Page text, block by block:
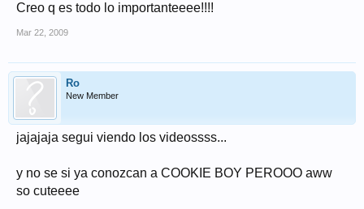
Creo q es todo lo importanteeee!!!!
Mar 22, 2009
Ro
New Member
jajajaja segui viendo los videossss...
y no se si ya conozcan a COOKIE BOY PEROOO aww
so cuteeee